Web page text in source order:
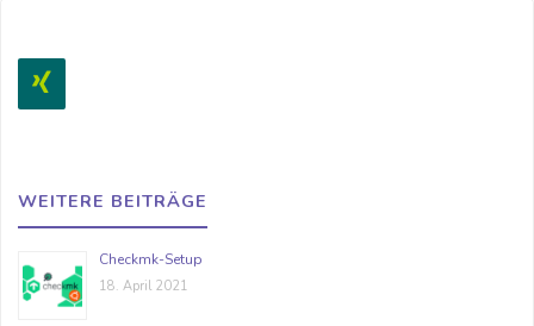
WEITERE BEITRÄGE
Checkmk-Setup
18. April 2021